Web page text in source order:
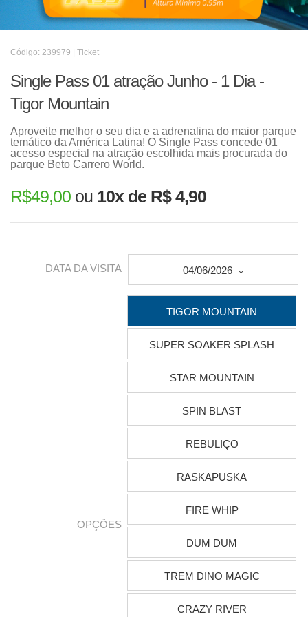
Código: 239979 | Ticket
Single Pass 01 atração Junho - 1 Dia -
Tigor Mountain
Aproveite melhor o seu dia e a adrenalina do maior parque
temático da América Latina! O Single Pass concede 01
acesso especial na atração escolhida mais procurada do
parque Beto Carrero World.
R$49,00 ou 10x de R$ 4,90
DATA DA VISITA 04/06/2026
OPÇÕES
TIGOR MOUNTAIN
SUPER SOAKER SPLASH
STAR MOUNTAIN
SPIN BLAST
REBULIÇO
RASKAPUSKA
FIRE WHIP
DUM DUM
TREM DINO MAGIC
CRAZY RIVER